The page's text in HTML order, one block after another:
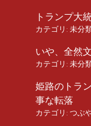
トランプ大
カテゴリ: 未分
いや、全然
カテゴリ: 未分
姫路のトラ
事な転落
カテゴリ: つぶ